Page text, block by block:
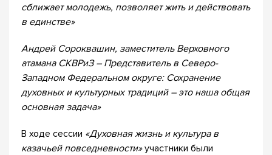
сближает молодежь, позволяет жить и действовать
в единстве»
Андрей Сороквашин, заместитель Верховного
атамана СКВРиЗ – Представитель в Северо-
Западном Федеральном округе: Сохранение
духовных и культурных традиций – это наша общая
основная задача»
В ходе сессии «Духовная жизнь и культура в
казачьей повседневности»участники были